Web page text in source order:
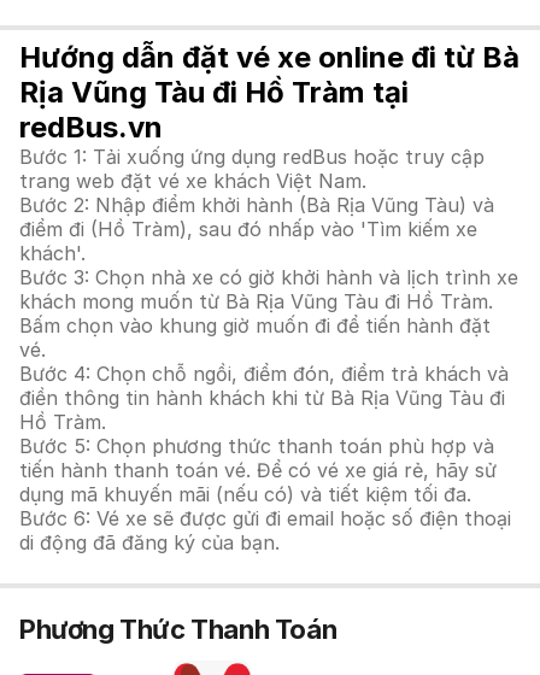
Hướng dẫn đặt vé xe online đi từ Bà
Rịa Vũng Tàu đi Hồ Tràm tại
redBus.vn
Bước 1: Tải xuống ứng dụng redBus hoặc truy cập
trang web đặt vé xe khách Việt Nam.
Bước 2: Nhập điểm khởi hành (Bà Rịa Vũng Tàu) và
điểm đi (Hồ Tràm), sau đó nhấp vào 'Tìm kiếm xe
khách'.
Bước 3: Chọn nhà xe có giờ khởi hành và lịch trình xe
khách mong muốn từ Bà Rịa Vũng Tàu đi Hồ Tràm.
Bấm chọn vào khung giờ muốn đi để tiến hành đặt
vé.
Bước 4: Chọn chỗ ngồi, điểm đón, điểm trả khách và
điền thông tin hành khách khi từ Bà Rịa Vũng Tàu đi
Hồ Tràm.
Bước 5: Chọn phương thức thanh toán phù hợp và
tiến hành thanh toán vé. Để có vé xe giá rẻ, hãy sử
dụng mã khuyến mãi (nếu có) và tiết kiệm tối đa.
Bước 6: Vé xe sẽ được gửi đi email hoặc số điện thoại
di động đã đăng ký của bạn.
Phương Thức Thanh Toán